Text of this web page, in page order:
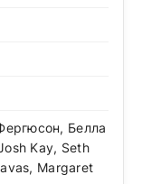
Белла
Kay, Seth
Margaret